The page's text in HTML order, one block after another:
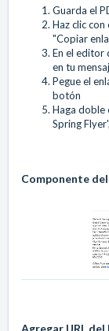
Guarda el
Haz clic
"Copiar
En el editor
en tu
Pegue el
botón
Haga doble
Spring
Componente